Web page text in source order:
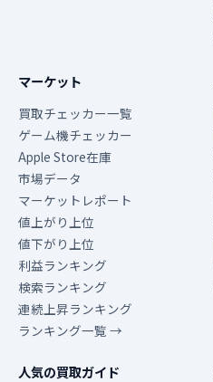
マーケット
買取チェッカー一覧
ゲーム機チェッカー
Apple Store在庫
市場データ
マーケットレポート
値上がり上位
値下がり上位
利益ランキング
検索ランキング
連続上昇ランキング
ランキング一覧 →
人気の買取ガイド